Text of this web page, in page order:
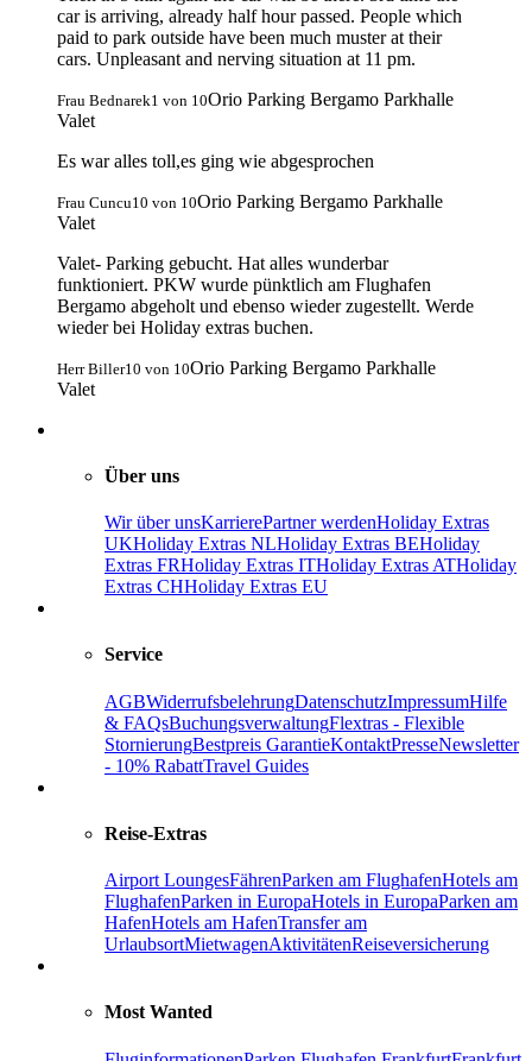
car is arriving, already half hour passed. People which
paid to park outside have been much muster at their
cars. Unpleasant and nerving situation at 11 pm.
Frau Bednarek1 von 10Orio Parking Bergamo Parkhalle
Valet
Es war alles toll,es ging wie abgesprochen
Frau Cuncu10 von 10Orio Parking Bergamo Parkhalle
Valet
Valet- Parking gebucht. Hat alles wunderbar
funktioniert. PKW wurde pünktlich am Flughafen
Bergamo abgeholt und ebenso wieder zugestellt. Werde
wieder bei Holiday extras buchen.
Herr Biller10 von 10Orio Parking Bergamo Parkhalle
Valet
Über uns
Wir über unsKarrierePartner werdenHoliday Extras
UKHoliday Extras NLHoliday Extras BEHoliday
Extras FRHoliday Extras ITHoliday Extras ATHoliday
Extras CHHoliday Extras EU
Service
AGBWiderrufsbelehrungDatenschutzImpressumHilfe
& FAQsBuchungsverwaltungFlextras - Flexible
StornierungBestpreis GarantieKontaktPresseNewsletter
- 10% RabattTravel Guides
Reise-Extras
Airport LoungesFährenParken am FlughafenHotels am
FlughafenParken in EuropaHotels in EuropaParken am
HafenHotels am HafenTransfer am
UrlaubsortMietwagenAktivitätenReiseversicherung
Most Wanted